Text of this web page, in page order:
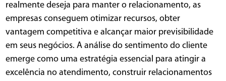
realmente deseja para manter o relacionamento, as
empresas conseguem otimizar recursos, obter
vantagem competitiva e alcançar maior previsibilidade
em seus negócios. A análise do sentimento do cliente
emerge como uma estratégia essencial para atingir a
excelência no atendimento, construir relacionamentos